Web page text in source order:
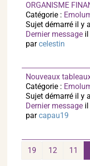
ORGANISME
Catégorie :
Sujet démarré il y
Dernier message
parcelestin
Nouveaux
Catégorie :
Sujet démarré il y
Dernier message
parcapau19
11
12
19